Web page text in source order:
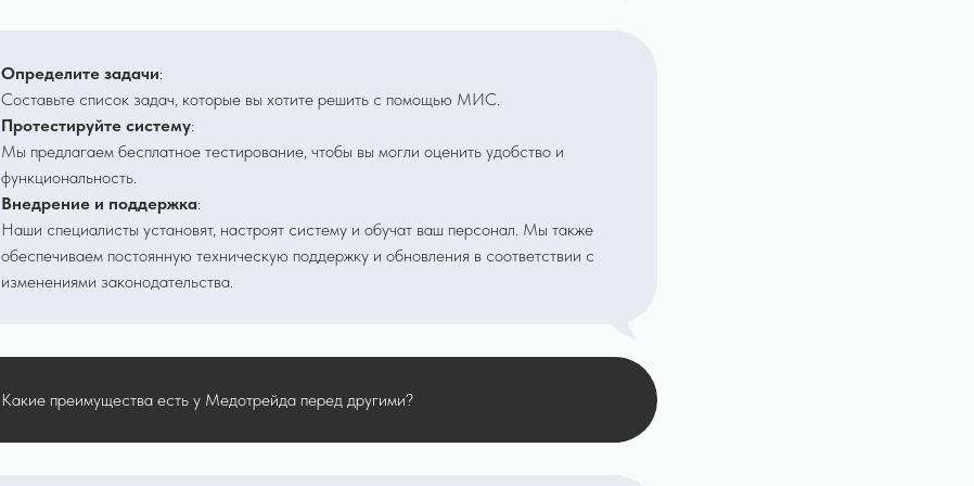
Определите задачи:
Составьте список задач, которые вы хотите решить с помощью МИС.
Протестируйте систему:
Мы предлагаем бесплатное тестирование, чтобы вы могли оценить удобство и
функциональность.
Внедрение и поддержка:
Наши специалисты установят, настроят систему и обучат ваш персонал. Мы также
обеспечиваем постоянную техническую поддержку и обновления в соответствии с
изменениями законодательства.
Какие преимущества есть у Медотрейда перед другими?